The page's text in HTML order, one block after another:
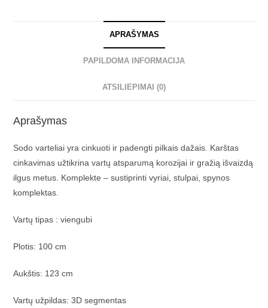
APRAŠYMAS
PAPILDOMA INFORMACIJA
ATSILIEPIMAI (0)
Aprašymas
Sodo varteliai yra cinkuoti ir padengti pilkais dažais. Karštas
cinkavimas užtikrina vartų atsparumą korozijai ir gražią išvaizdą
ilgus metus. Komplekte – sustiprinti vyriai, stulpai, spynos
komplektas.
Vartų tipas : viengubi
Plotis: 100 cm
Aukštis: 123 cm
Vartų užpildas: 3D segmentas